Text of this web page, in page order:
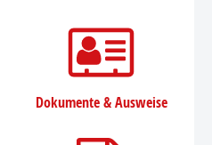
Dokumente & Ausweise